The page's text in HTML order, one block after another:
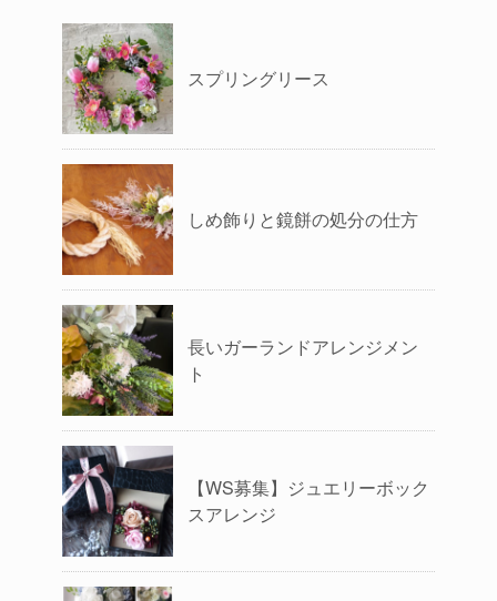
スプリングリース
しめ飾りと鏡餅の処分の仕方
長いガーランドアレンジメン
ト
【WS募集】ジュエリーボック
スアレンジ